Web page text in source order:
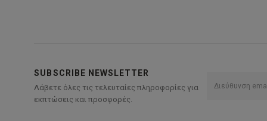
επιλογές
μπορούν
SUBSCRIBE NEWSLETTER
Λάβετε όλες τις τελευταίες πληροφορίες για
εκπτώσεις και προσφορές.